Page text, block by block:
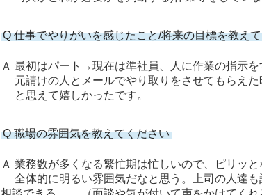
Q 仕事でやりがいを感じたこと/将来の目標を教え
Ａ 最初はパート→現在は準社員、人に作業の指示を
元請けの人とメールでやり取りをさせてもらえ
と思えて嬉しかったです。
Q 職場の雰囲気を教えてください
Ａ 業務数が多くなる繁忙期は忙しいので、ピリッ
全体的に明るい雰囲気だなと思う。上司の人達